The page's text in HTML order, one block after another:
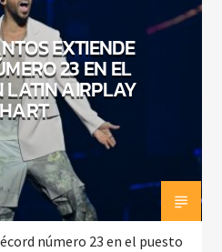
EXTIENDE
23 EN EL
LATIN AIRPLAY
número 23 en el puesto